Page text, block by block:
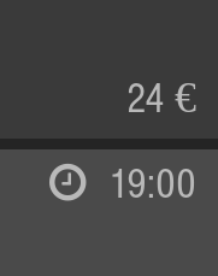
24 €
19:00